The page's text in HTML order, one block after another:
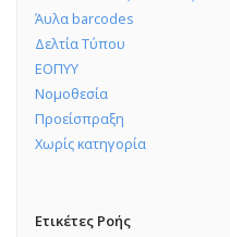
Άυλα barcodes
Δελτία Τύπου
ΕΟΠΥΥ
Νομοθεσία
Προείσπραξη
Χωρίς κατηγορία
Ετικέτες Ροής